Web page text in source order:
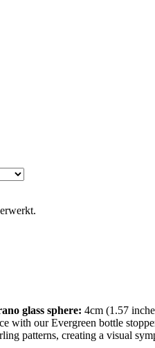
glass sphere: 4cm (1.57
with our Evergreen bottle
patterns, creating a visual